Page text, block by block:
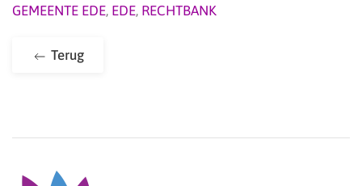
GEMEENTE EDE, EDE, RECHTBANK
Terug